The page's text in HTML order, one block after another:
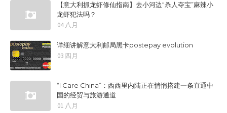
【意大利抓龙虾修仙指南】去小河边“杀人夺宝”麻辣小
龙虾犯法吗？
04 八月
详细讲解意大利邮局黑卡postepay evolution
03 四月
“I Care China”：西西里内陆正在悄悄搭建一条直通中
国的经贸与旅游通道
01 八月